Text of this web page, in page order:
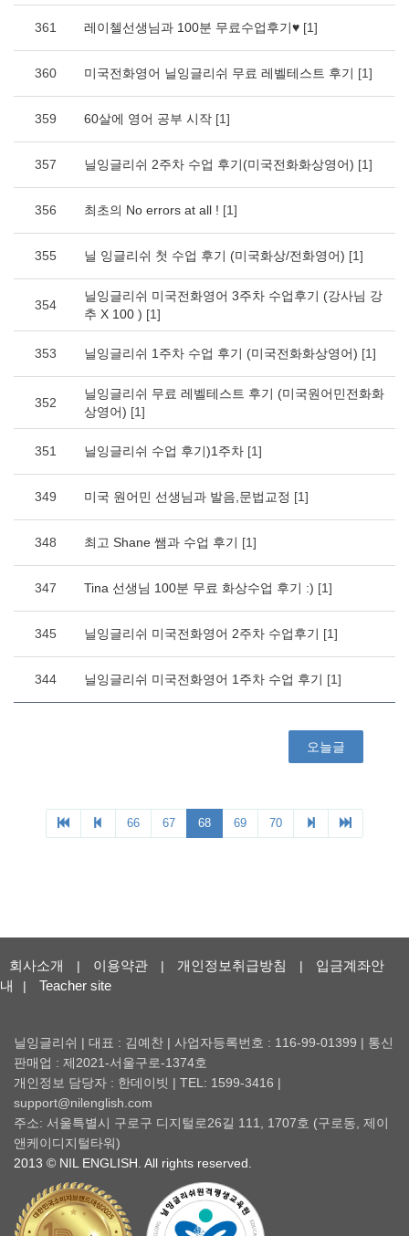
회사소개 | 이용약관 | 개인정보취급방침 |
입금계좌안
내
| Teacher site
닐잉글리쉬 | 대표 : 김예찬 | 사업자등록번호 : 116-99-01399 | 통신
판매업 : 제2021-서울구로-1374호
개인정보 담당자 : 한데이빗 | TEL: 1599-3416 |
support@nilenglish.com
주소: 서울특별시 구로구 디지털로26길 111, 1707호 (구로동, 제이
앤케이디지털타워)
2013 © NIL ENGLISH. All rights reserved.